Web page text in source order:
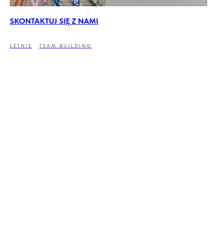
SKONTAKTUJ SIĘ Z NAMI
LETNIE TEAM BUILDING